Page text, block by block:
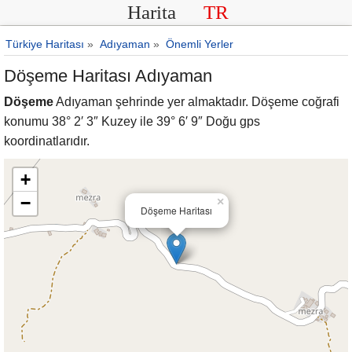
Harita TR
Türkiye Haritası » Adıyaman » Önemli Yerler
Döşeme Haritası Adıyaman
DöşemeAdıyaman şehrinde yer almaktadır. Döşeme coğrafi
konumu 38° 2′ 3″ Kuzey ile 39° 6′ 9″ Doğu gps
koordinatlarıdır.
Döşeme Haritası
×
+
−